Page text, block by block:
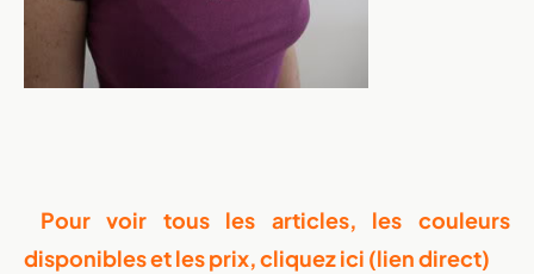
Pour voir tous les articles, les couleurs
disponibles et les prix, cliquez ici (lien direct)